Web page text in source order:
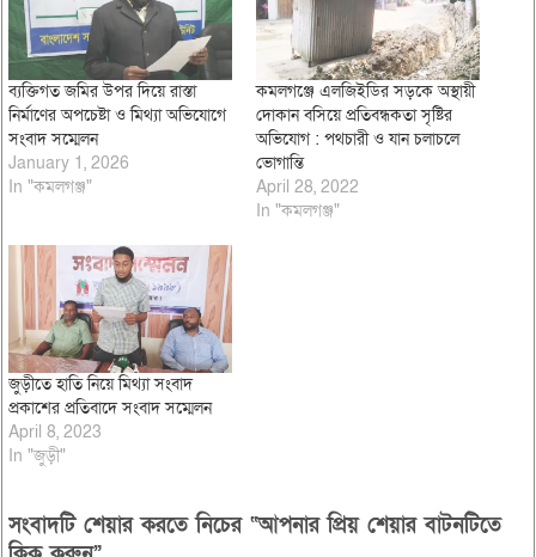
ব্যক্তিগত জমির উপর দিয়ে রাস্তা
নির্মাণের অপচেষ্টা ও মিথ্যা অভিযোগে
সংবাদ সম্মেলন
January 1, 2026
In "কমলগঞ্জ"
কমলগঞ্জে এলজিইডির সড়কে অস্থায়ী
দোকান বসিয়ে প্রতিবন্ধকতা সৃষ্টির
অভিযোগ : পথচারী ও যান চলাচলে
ভোগান্তি
April 28, 2022
In "কমলগঞ্জ"
জুড়ীতে হাতি নিয়ে মিথ্যা সংবাদ
প্রকাশের প্রতিবাদে সংবাদ সম্মেলন
April 8, 2023
In "জুড়ী"
সংবাদটি শেয়ার করতে নিচের “আপনার প্রিয় শেয়ার বাটনটিতে